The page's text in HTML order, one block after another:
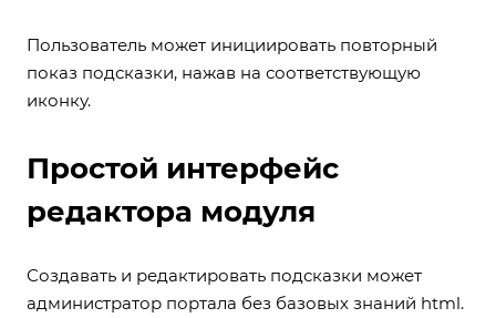
Пользователь может инициировать повторный
показ подсказки, нажав на соответствующую
иконку.
Простой интерфейс
редактора модуля
Создавать и редактировать подсказки может
администратор портала без базовых знаний html.